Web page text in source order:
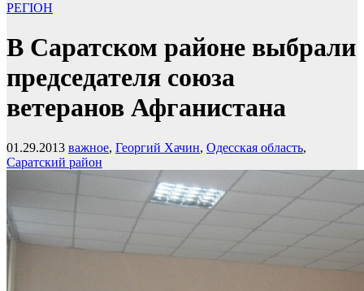
РЕГІОН
В Саратском районе выбрали
председателя союза
ветеранов Афганистана
01.29.2013 важное, Георгий Хачин, Одесская область,
Саратский район